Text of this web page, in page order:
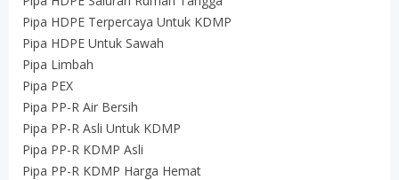
Pipa HDPE Terpercaya Untuk KDMP
Pipa HDPE Untuk Sawah
Pipa Limbah
Pipa PEX
Pipa PP-R Air Bersih
Pipa PP-R Asli Untuk KDMP
Pipa PP-R KDMP Asli
Pipa PP-R KDMP Harga Hemat